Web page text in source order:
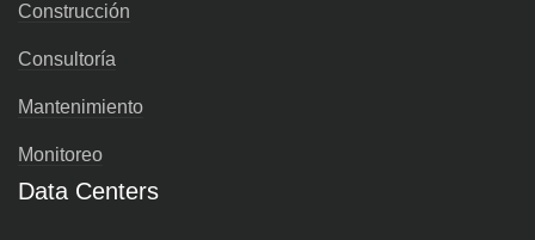
Construcción
Consultoría
Mantenimiento
Monitoreo
Data Centers